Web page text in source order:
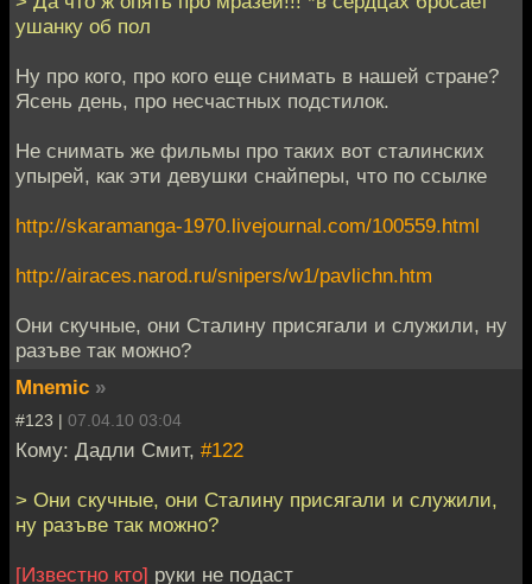
ушанку об пол
Ну про кого, про кого еще снимать в нашей стране?
Ясень день, про несчастных подстилок.
Не снимать же фильмы про таких вот сталинских
упырей, как эти девушки снайперы, что по ссылке
http://skaramanga-1970.livejournal.com/100559.html
http://airaces.narod.ru/snipers/w1/pavlichn.htm
Они скучные, они Сталину присягали и служили, ну
разъве так можно?
Mnemic »
#123 | 07.04.10 03:04
Кому: Дадли Смит, #122
> Они скучные, они Сталину присягали и служили,
ну разъве так можно?
[Известно кто] руки не подаст